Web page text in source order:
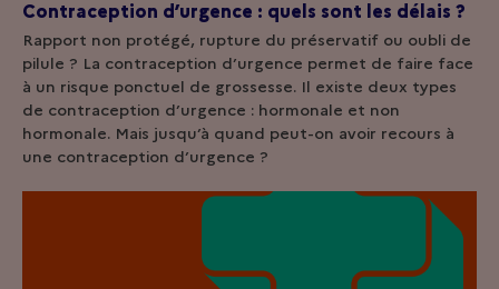
Contraception d’urgence : quels sont les délais ?
Rapport non protégé, rupture du préservatif ou oubli de
pilule ? La contraception d’urgence permet de faire face
à un risque ponctuel de grossesse. Il existe deux types
de contraception d’urgence : hormonale et non
hormonale. Mais jusqu’à quand peut-on avoir recours à
une contraception d’urgence ?